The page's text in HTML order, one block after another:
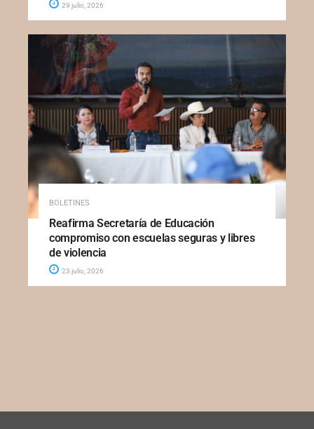
29 julio, 2026
BOLETINES
Reafirma Secretaría de Educación
compromiso con escuelas seguras y libres
de violencia
23 julio, 2026